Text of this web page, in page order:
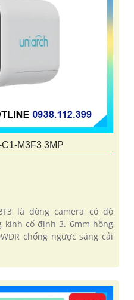
M3F3 3MP
là dòng camera có độ
kính cố định 3. 6mm hồng
chống ngược sáng cải